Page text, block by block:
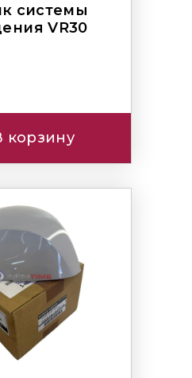
системы
VR30
корзину